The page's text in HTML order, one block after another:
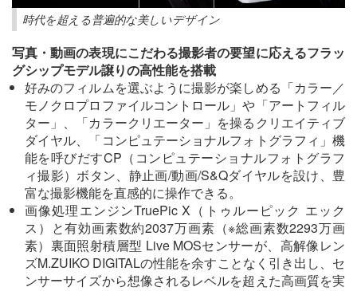
時代を超える普遍的な美しいデザイン
写真・動画の表現にこだわる撮影者の要望に応えるフラッ
グシップモデル譲りの高性能を搭載
好みのフィルムを選ぶように撮影が楽しめる「カラー／
モノクロプロファイルコントロール」や「アートフィル
ター」、「カラークリエーター」を操るクリエイティブ
ダイヤル、「コンピュテーショナルフォトグラフィ」機
能を呼びだすCP（コンピュテーショナルフォトグラフ
ィ撮影）ボタン、静止画/動画/S&Qダイヤルを設け、豊
富な撮影機能を直感的に操作できる。
画像処理エンジンTruePic X（トゥルーピック エック
ス）と有効画素数約2037万画素（※総画素数2293万画
素）裏面照射積層型 Live MOSセンサーが、高解像レン
ズM.ZUIKO DIGITALの性能を余すことなく引き出し、セ
ンサーサイズから想像されるレベルを超えた高画質を実